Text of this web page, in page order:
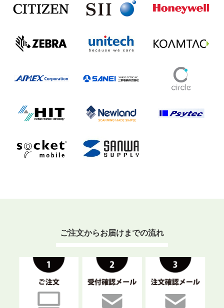
ご注文からお届けまでの流れ